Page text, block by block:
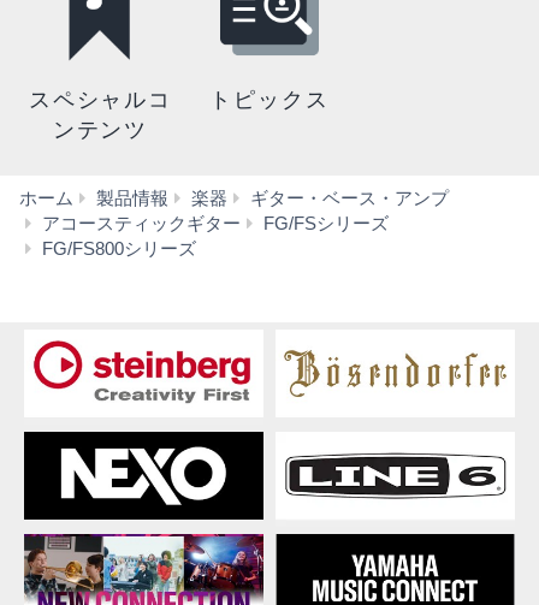
スペシャルコ
ンテンツ
トピックス
ホーム 製品情報 楽器
ギター・ベース・アンプ
アコースティックギター
FG/FSシリーズ
FG/FS800シリーズ